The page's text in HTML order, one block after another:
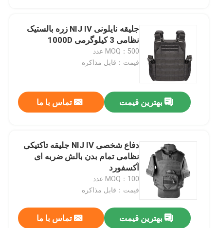
درخواست نقل قول
یونیفرم رزمی نظامی
یونیفرم استتار نظامی
زره بالستیک نظامی
پیراهن تاکتیکی نظامی
کت زمستانی نظامی
جلیقه نایلونی NIJ IV زره بالستیک
نظامی 3 کیلوگرمی 1000D
MOQ：500 عدد
قیمت：قابل مذاکره
بهترین قیمت تماس با ما
دفاع شخصی NIJ IV جلیقه تاکتیکی
نظامی تمام بدن بالش ضربه ای
آکسفورد
MOQ：100 عدد
قیمت：قابل مذاکره
بهترین قیمت تماس با ما